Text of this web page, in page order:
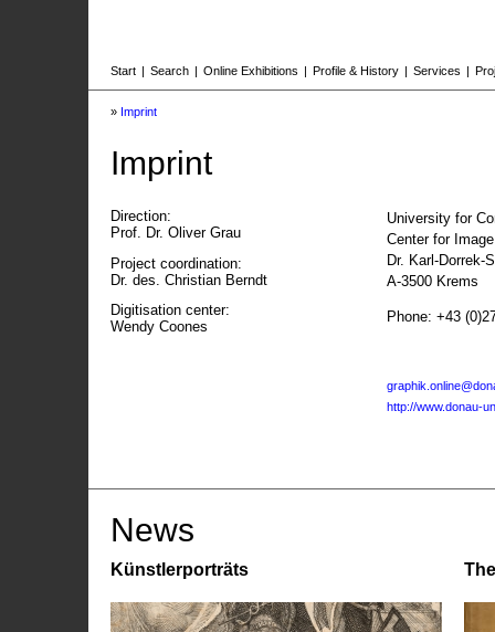
Start | Search | Online Exhibitions | Profile & History | Services |
» Imprint
Imprint
Direction:
Prof. Dr. Oliver Grau
Project coordination:
Dr. des. Christian Berndt
Digitisation center:
Wendy Coones
University for
Center for
Dr. Karl-Dorrek-
A-3500 Krems
Phone: +43
http://www.donau-
News
Künstlerporträts